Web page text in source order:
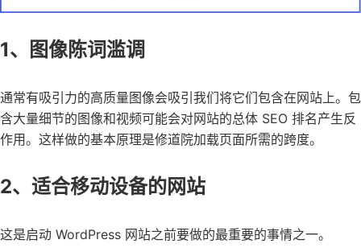
1、图像陈词滥调
通常有吸引力的高质量图像会吸引我们将它们包含在网站上。包
含大量细节的图像和视频可能会对网站的总体 SEO 排名产生反
作用。这样做的基本原理是修道院加载页面所需的跨度。
2、适合移动设备的网站
这是启动 WordPress 网站之前要做的最重要的事情之一。